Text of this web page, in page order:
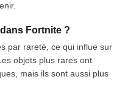
Fortnite ?
par rareté, ce qui influe sur
objets plus rares ont
mais ils sont aussi plus